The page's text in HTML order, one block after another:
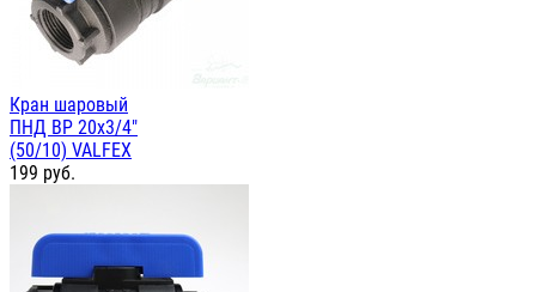
Кран шаровый
ПНД ВР 20х3/4"
(50/10) VALFEX
199 руб.